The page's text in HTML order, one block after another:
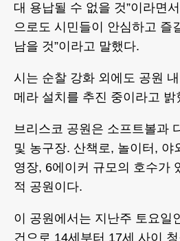
대 용납될 수 없을 것”이라면
으로도 시민들이 안심하고 즐
남을 것”이라고 말했다.
시는 순찰 강화 외에도 공원
메라 설치를 추진 중이라고 밝
브리스코 공원은 소프트볼과
및 농구장. 산책로, 놀이터, 야
영장, 6에이커 규모의 호수가
적 공원이다.
이 공원에서는 지난주 토요일
건으로 14세부터 17세 사이